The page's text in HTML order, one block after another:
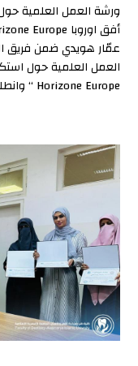
ورشة العمل العلمية
عمّار هويدي ضمن فريق
العمل العلمية حول
Horizone Europe “ وانطلقت...